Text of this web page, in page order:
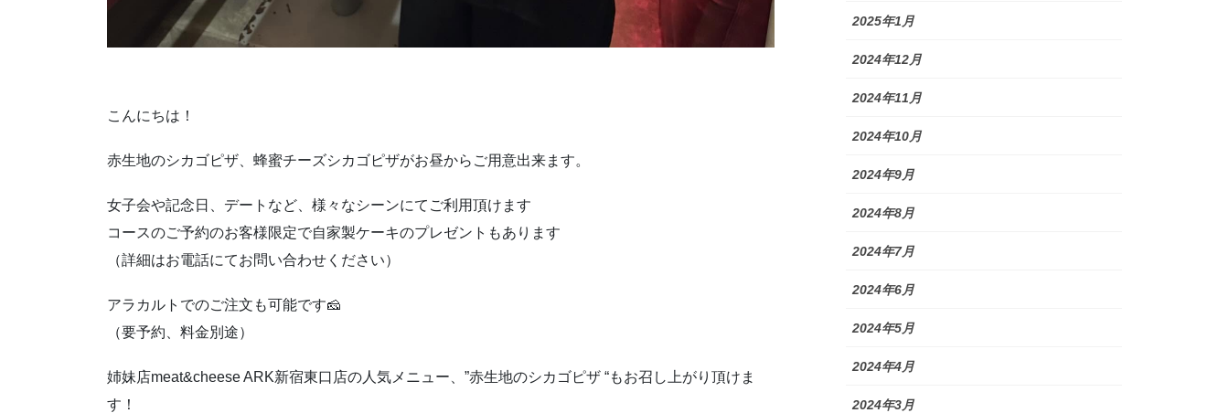
こんにちは！
赤生地のシカゴピザ、蜂蜜チーズシカゴピザがお昼からご用意出来ます。
女子会や記念日、デートなど、様々なシーンにてご利用頂けます
コースのご予約のお客様限定で自家製ケーキのプレゼントもあります
（詳細はお電話にてお問い合わせください）
アラカルトでのご注文も可能です🧀
（要予約、料金別途）
姉妹店meat&cheese ARK新宿東口店の人気メニュー、”赤生地のシカゴピザ “もお召し上がり頂けま
す！
2025年1月
2024年12月
2024年11月
2024年10月
2024年9月
2024年8月
2024年7月
2024年6月
2024年5月
2024年4月
2024年3月